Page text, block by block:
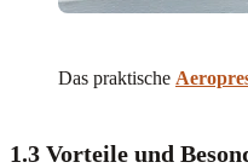
Das praktische
1.3 Vorteile und